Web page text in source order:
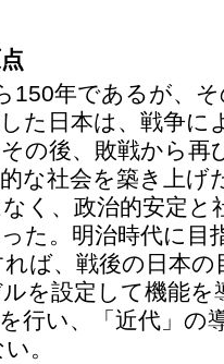
150年であるが、
た日本は、戦争に
の後、敗戦から再
な社会を築き上げ
く、政治的安定と
た。明治時代に目
ば、戦後の日本
を設定して機能を
行い、「近代」の
。